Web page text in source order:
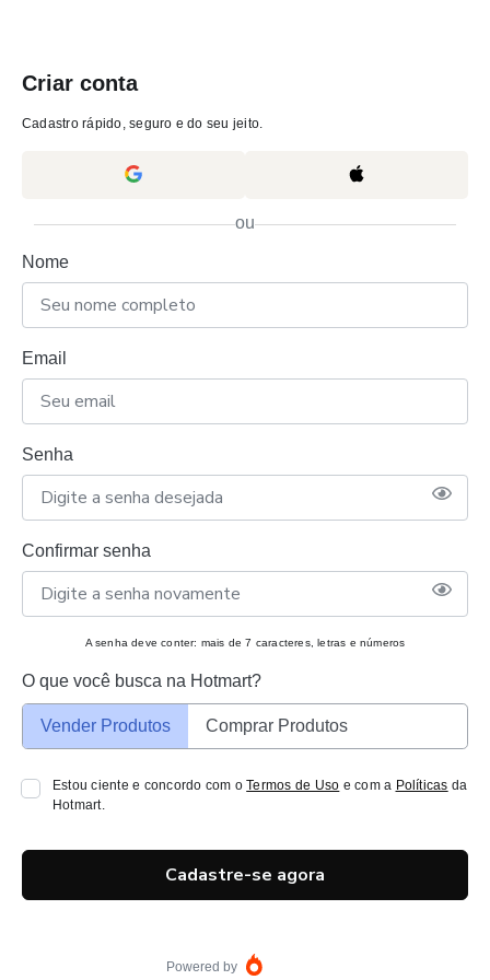
Criar conta
Cadastro rápido, seguro e do seu jeito.
ou
Nome
Email
Senha
Confirmar senha
A senha deve conter: mais de 7 caracteres, letras e números
O que você busca na Hotmart?
Vender Produtos Comprar Produtos
Estou ciente e concordo com oTermos de Uso e com a Políticas da
Hotmart.
Cadastre-se agora
Powered by